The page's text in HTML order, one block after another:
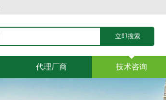
代理厂商 技术咨询